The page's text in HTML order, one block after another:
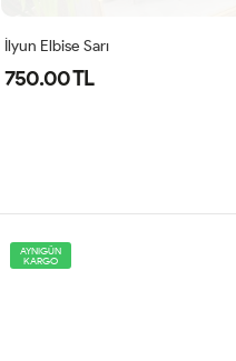
İlyun Elbise Sarı
750.00 TL
AYNIGÜN
KARGO